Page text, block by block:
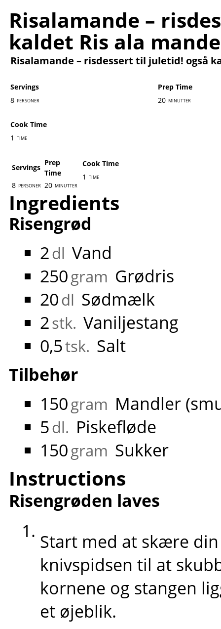
Risalamande –
kaldet Ris ala mande
Risalamande – risdessert til juletid! også
Servings
Prep Time
8 personer 20 minutter
Cook Time
1 time
Servings
Prep
Time
8 personer 20 minutter
Cook Time
1 time
Ingredients
Risengrød
2dl Vand
250gram Grødris
20dl Sødmælk
2stk. Vaniljestang
0,5tsk. Salt
Tilbehør
150gram Mandler
5dl. Piskefløde
150gram Sukker
Instructions
Risengrøden laves
Start med at skære
knivspidsen til at
kornene og stangen
et øjeblik.